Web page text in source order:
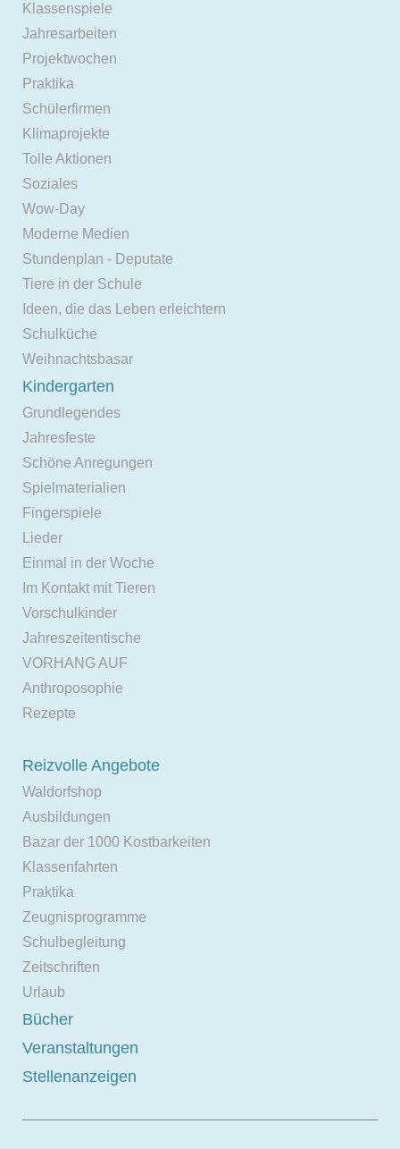
Klassenspiele
Jahresarbeiten
Projektwochen
Praktika
Schülerfirmen
Klimaprojekte
Tolle Aktionen
Soziales
Wow-Day
Moderne Medien
Stundenplan - Deputate
Tiere in der Schule
Ideen, die das Leben erleichtern
Schulküche
Weihnachtsbasar
Kindergarten
Grundlegendes
Jahresfeste
Schöne Anregungen
Spielmaterialien
Fingerspiele
Lieder
Einmal in der Woche
Im Kontakt mit Tieren
Vorschulkinder
Jahreszeitentische
VORHANG AUF
Anthroposophie
Rezepte
Reizvolle Angebote
Waldorfshop
Ausbildungen
Bazar der 1000 Kostbarkeiten
Klassenfahrten
Praktika
Zeugnisprogramme
Schulbegleitung
Zeitschriften
Urlaub
Bücher
Veranstaltungen
Stellenanzeigen